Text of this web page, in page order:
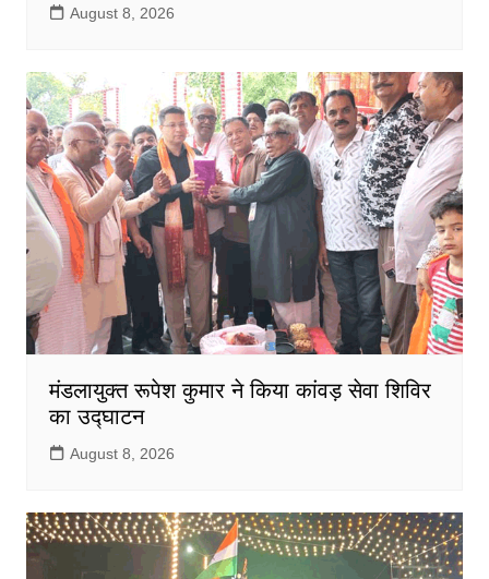
August 8, 2026
मंडलायुक्त रूपेश कुमार ने किया कांवड़ सेवा शिविर
का उद्घाटन
August 8, 2026